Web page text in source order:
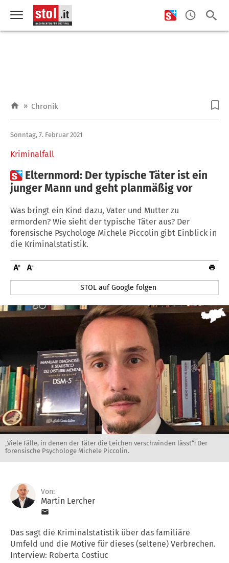
» Chronik
Kriminalfall
Sonntag, 7. Februar 2021
 Elternmord: Der typische Täter ist ein
junger Mann und geht planmäßig vor
Was bringt ein Kind dazu, Vater und Mutter zu
ermorden? Wie sieht der typische Täter aus? Der
forensische Psychologe Michele Piccolin gibt Einblick in
die Kriminalstatistik.
STOL auf Google folgen
„Viele Fälle, in denen der Täter die Leichen verschwinden lässt“: Der
forensische Psychologe Michele Piccolin.
Von:
Martin Lercher
Das sagt die Kriminalstatistik über das familiäre
Umfeld und die Motive für dieses (seltene) Verbrechen.
Interview: Roberta Costiuc